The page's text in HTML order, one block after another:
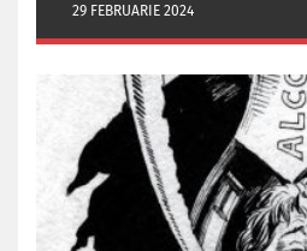
29 FEBRUARIE 2024